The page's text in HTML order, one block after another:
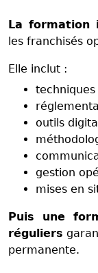
La formation
les franchisés
Elle inclut :
outils
gestion
mises en
Puis une
réguliers
permanente.